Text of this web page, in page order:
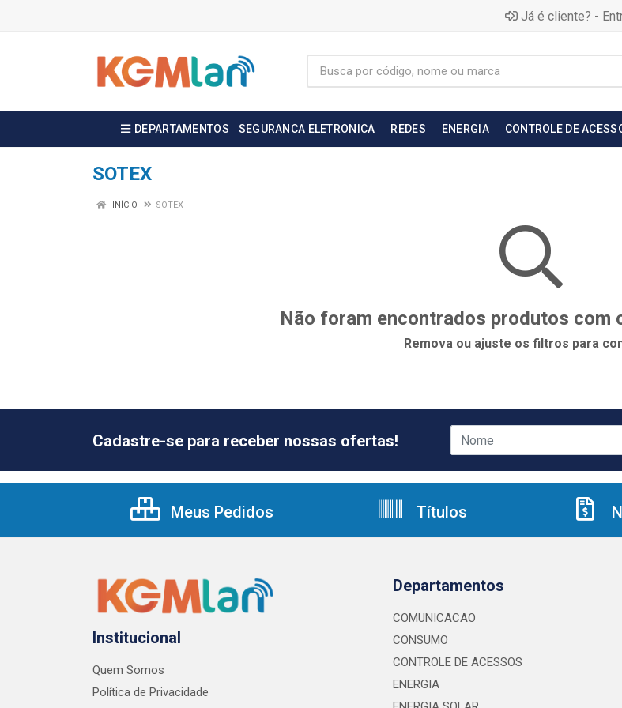
Já é cliente? -
DEPARTAMENTOS SEGURANCA ELETRONICA REDES ENERGIA CONTROLE DE
SOTEX
INÍCIO SOTEX
Não foram encontrados produtos com
Remova ou ajuste os filtros para
Cadastre-se para receber nossas ofertas!
Meus Pedidos Títulos
Institucional
Quem Somos
Política de Privacidade
Departamentos
COMUNICACAO
CONSUMO
CONTROLE DE ACESSOS
ENERGIA